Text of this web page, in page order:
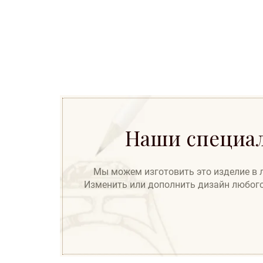
Наши
Мы можем изготовить это изделие в
Изменить или дополнить дизайн